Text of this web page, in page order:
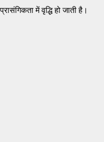
में वृद्धि हो जाती है।